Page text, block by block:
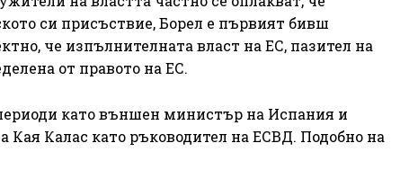
си присъствие, Борел е първият бивш
че изпълнителната власт на ЕС, пазител на
от правото на ЕС.
като външен министър на Испания и
Калас като ръководител на ЕСВД. Подобно на